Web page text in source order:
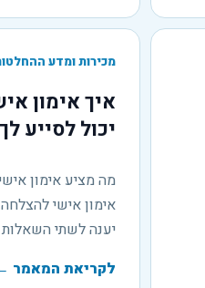
מכירות ומדע
איך אימון
יכול לסייע
מה מציע אימון
אימון אישי
יענה לשתי השאלות
לקריאת המאמר